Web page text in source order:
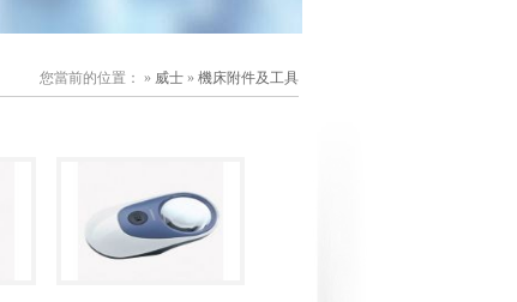
您當前的位置： » 威士 » 機床附件及工具